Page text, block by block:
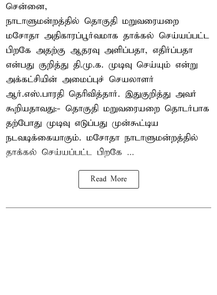
சென்னை,
நாடாளுமன்றத்தில் தொகுதி மறுவரையறை
மசோதா அதிகாரப்பூர்வமாக தாக்கல் செய்யப்பட்ட
பிறகே அதற்கு ஆதரவு அளிப்பதா, எதிர்ப்பதா
என்பது குறித்து தி.மு.க. முடிவு செய்யும் என்று
அக்கட்சியின் அமைப்புச் செயலாளர்
ஆர்.எஸ்.பாரதி தெரிவித்தார். இதுகுறித்து அவர்
கூறியதாவது:- தொகுதி மறுவரையறை தொடர்பாக
தற்போது முடிவு எடுப்பது முன்கூட்டிய
நடவடிக்கையாகும். மசோதா நாடாளுமன்றத்தில்
தாக்கல் செய்யப்பட்ட பிறகே ...
Read More